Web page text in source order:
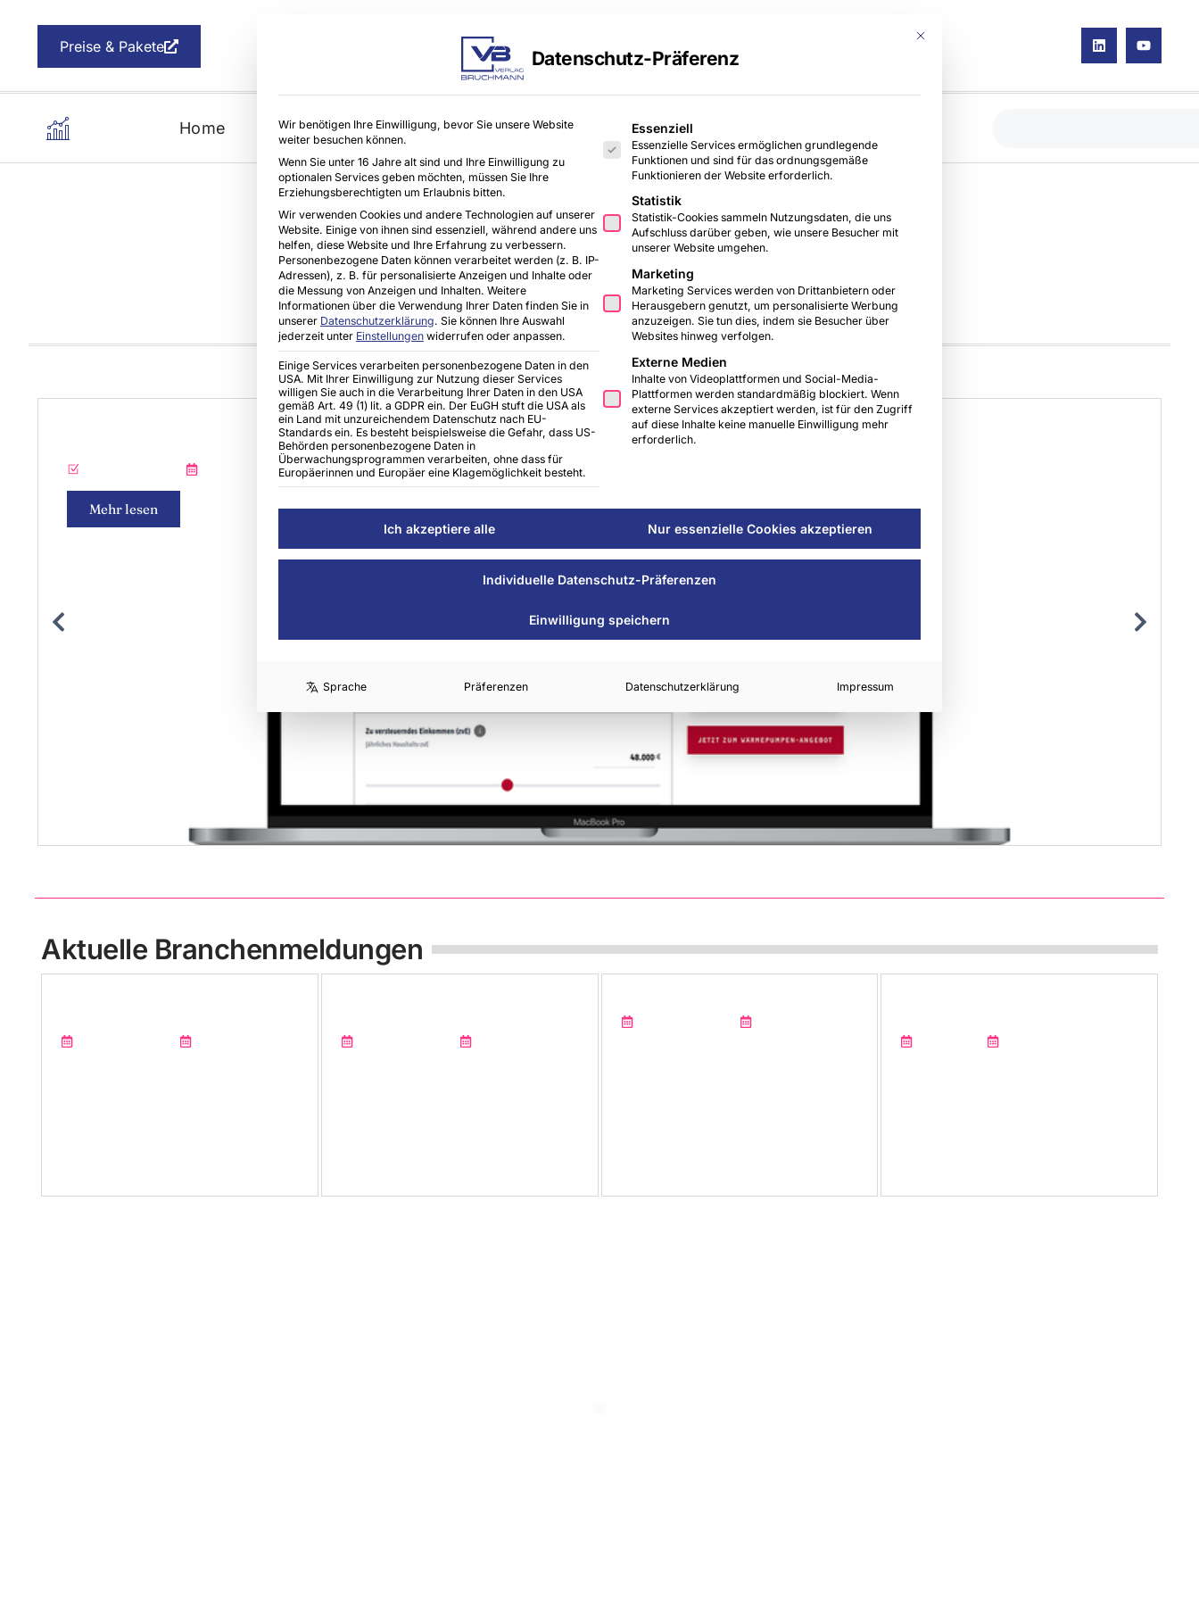
Preise & Pakete
Home Kommunen Architekten & Planer Fachhandwerker
Lifestyle & Ambiente
Inspiration, Hintergrundwissen und praktische Impulse für
und modernes Leben.
Stiebel Eltron stellt einen Förderrechner für Wärmepumpen bereit
Mehr lesen
Aktuelle Branchenmeldungen
Klimaanlage angenehm
Grill
mit NSF-Zertifizierung aus
Mit diesem Button wird der Dialog geschlossen. Seine
Datenschutz-Präferenz
Wir benötigen Ihre Einwilligung, bevor Sie unsere Website
weiter besuchen können.
Wenn Sie unter 16 Jahre alt sind und Ihre Einwilligung zu
optionalen Services geben möchten, müssen Sie Ihre
Erziehungsberechtigten um Erlaubnis bitten.
Wir verwenden Cookies und andere Technologien auf unserer
Website. Einige von ihnen sind essenziell, während andere uns
helfen, diese Website und Ihre Erfahrung zu verbessern.
Personenbezogene Daten können verarbeitet werden (z. B. IP-
Adressen), z. B. für personalisierte Anzeigen und Inhalte oder
die Messung von Anzeigen und Inhalten. Weitere
Informationen über die Verwendung Ihrer Daten finden Sie in
unserer Datenschutzerklärung. Sie können Ihre Auswahl
jederzeit unter Einstellungen widerrufen oder anpassen.
Einige Services verarbeiten personenbezogene Daten in den
USA. Mit Ihrer Einwilligung zur Nutzung dieser Services
willigen Sie auch in die Verarbeitung Ihrer Daten in den USA
gemäß Art. 49 (1) lit. a GDPR ein. Der EuGH stuft die USA als
ein Land mit unzureichendem Datenschutz nach EU-
Standards ein. Es besteht beispielsweise die Gefahr, dass US-
Behörden personenbezogene Daten in
Überwachungsprogrammen verarbeiten, ohne dass für
Europäerinnen und Europäer eine Klagemöglichkeit besteht.
Es folgt eine Liste der Service-Gruppen, für die eine Einwilligung erteilt werden kann.
Essenziell
Essenzielle Services ermöglichen grundlegende
Funktionen und sind für das ordnungsgemäße
Funktionieren der Website erforderlich.
Statistik
Statistik-Cookies sammeln Nutzungsdaten, die uns
Aufschluss darüber geben, wie unsere Besucher mit
unserer Website umgehen.
Marketing
Marketing Services werden von Drittanbietern oder
Herausgebern genutzt, um personalisierte Werbung
anzuzeigen. Sie tun dies, indem sie Besucher über
Websites hinweg verfolgen.
Externe Medien
Inhalte von Videoplattformen und Social-Media-
Plattformen werden standardmäßig blockiert. Wenn
externe Services akzeptiert werden, ist für den Zugriff
auf diese Inhalte keine manuelle Einwilligung mehr
erforderlich.
Ich akzeptiere alle Nur essenzielle Cookies akzeptieren
Individuelle Datenschutz-Präferenzen
Einwilligung speichern
Sprache Präferenzen Datenschutzerklärung Impressum